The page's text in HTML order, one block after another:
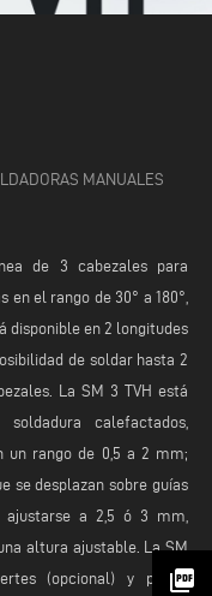
MANUALES
de 3 cabezales para
en el rango de 30° a 180°,
disponible en 2 longitudes
de soldar hasta 2
La SM 3 TVH está
calefactados,
un rango de 0,5 a 2 mm;
se desplazan sobre guías
ajustarse a 2,5 ó 3 mm,
altura ajustable. La SM
(opcional) y puede
picture_as_pdf